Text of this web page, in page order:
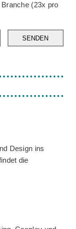
(23x pro
SENDEN
Design ins
die